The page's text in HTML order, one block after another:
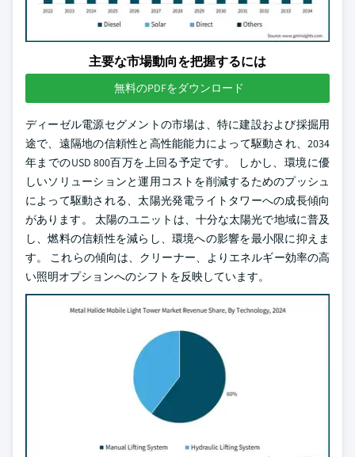
主要な市場動向を把握するには
無料のPDFをダウンロード
ディーゼル電源セグメントの市場は、特に建設および採掘用
途で、遠隔地の信頼性と高性能能力によって駆動され、2034
年までのUSD 800百万を上回る予定です。 しかし、環境に優
しいソリューションと運用コストを削減するためのプッシュ
によって駆動される、太陽光発電ライトタワーへの成長傾向
があります。 太陽のユニットは、十分な太陽光で地域に普及
し、燃料の信頼性を減らし、環境への影響を最小限に抑えま
す。 これらの傾向は、クリーナー、よりエネルギー効率の高
い照明オプションへのシフトを反映しています。